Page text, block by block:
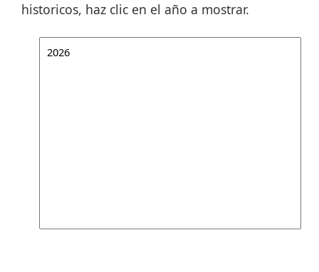
historicos, haz clic en el año a mostrar.